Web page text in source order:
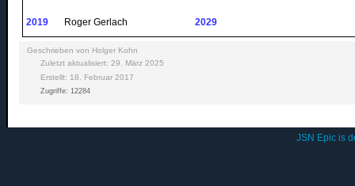
2019 Roger Gerlach 2029
Geschrieben von Holger Kohn
Zuletzt aktualisiert: 29. März 2025
Erstellt: 18. Februar 2017
Zugriffe: 12284
JSN Epic is